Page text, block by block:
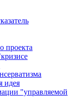
проекта
идея
"управляемой